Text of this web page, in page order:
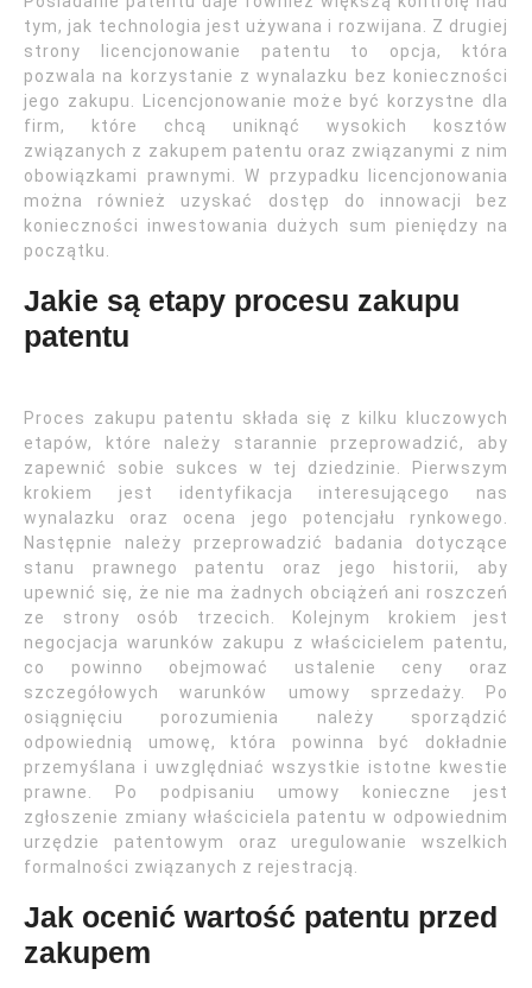
tym, jak technologia jest używana i rozwijana. Z drugiej
strony licencjonowanie patentu to opcja, która
pozwala na korzystanie z wynalazku bez konieczności
jego zakupu. Licencjonowanie może być korzystne dla
firm, które chcą uniknąć wysokich kosztów
związanych z zakupem patentu oraz związanymi z nim
obowiązkami prawnymi. W przypadku licencjonowania
można również uzyskać dostęp do innowacji bez
konieczności inwestowania dużych sum pieniędzy na
początku.
Jakie są etapy procesu zakupu
patentu
Proces zakupu patentu składa się z kilku kluczowych
etapów, które należy starannie przeprowadzić, aby
zapewnić sobie sukces w tej dziedzinie. Pierwszym
krokiem jest identyfikacja interesującego nas
wynalazku oraz ocena jego potencjału rynkowego.
Następnie należy przeprowadzić badania dotyczące
stanu prawnego patentu oraz jego historii, aby
upewnić się, że nie ma żadnych obciążeń ani roszczeń
ze strony osób trzecich. Kolejnym krokiem jest
negocjacja warunków zakupu z właścicielem patentu,
co powinno obejmować ustalenie ceny oraz
szczegółowych warunków umowy sprzedaży. Po
osiągnięciu porozumienia należy sporządzić
odpowiednią umowę, która powinna być dokładnie
przemyślana i uwzględniać wszystkie istotne kwestie
prawne. Po podpisaniu umowy konieczne jest
zgłoszenie zmiany właściciela patentu w odpowiednim
urzędzie patentowym oraz uregulowanie wszelkich
formalności związanych z rejestracją.
Jak ocenić wartość patentu przed
zakupem